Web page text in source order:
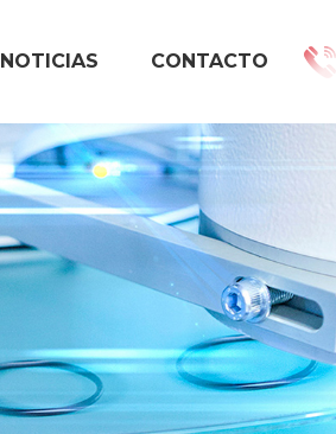
NOTICIAS CONTACTO